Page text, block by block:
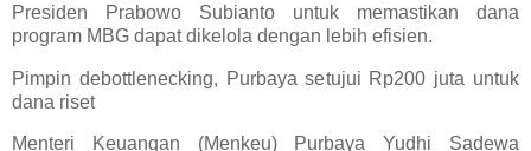
Presiden Prabowo Subianto untuk memastikan dana
program MBG dapat dikelola dengan lebih efisien.
Pimpin debottlenecking, Purbaya setujui Rp200 juta untuk
dana riset
Menteri Keuangan (Menkeu) Purbaya Yudhi Sadewa